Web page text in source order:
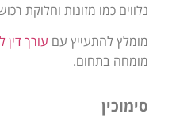
נלווים כמו מזונות וחלוקת
מומלץ להתעייץ עם עורך דין
מומחה בתחום.
סימוכין